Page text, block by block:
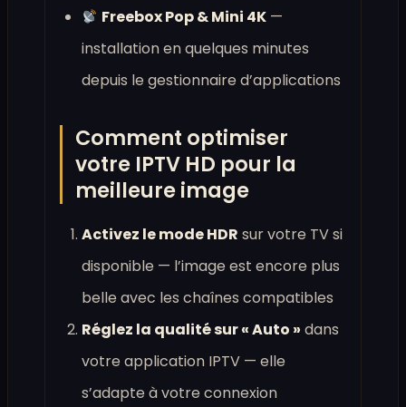
Freebox Pop & Mini 4K —
installation en quelques minutes
depuis le gestionnaire d’applications
Comment optimiser
votre IPTV HD pour la
meilleure image
Activez le mode HDR sur votre TV si
disponible — l’image est encore plus
belle avec les chaînes compatibles
Réglez la qualité sur « Auto » dans
votre application IPTV — elle
s’adapte à votre connexion